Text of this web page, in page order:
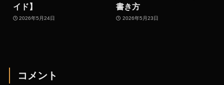
イド】
2026年5月24日
書き方
2026年5月23日
コメント